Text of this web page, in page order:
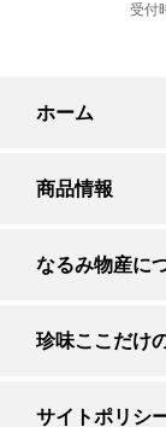
受付
ホーム
商品情報
なるみ物産に
珍味ここだけ
サイトポリシ